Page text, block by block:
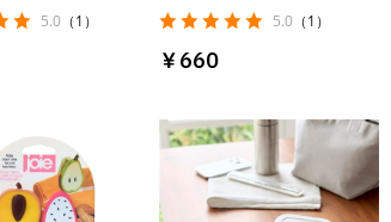
5.0 （1） 5.0 （1）
￥660